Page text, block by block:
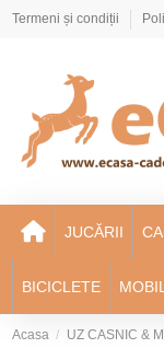
Termeni și condiții
JUCĂRII
BICICLETE
Acasa UZ CASNIC &